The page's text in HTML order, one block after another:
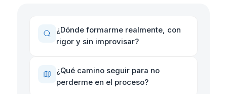
¿Dónde formarme realmente, con
rigor y sin improvisar?
¿Qué camino seguir para no
perderme en el proceso?